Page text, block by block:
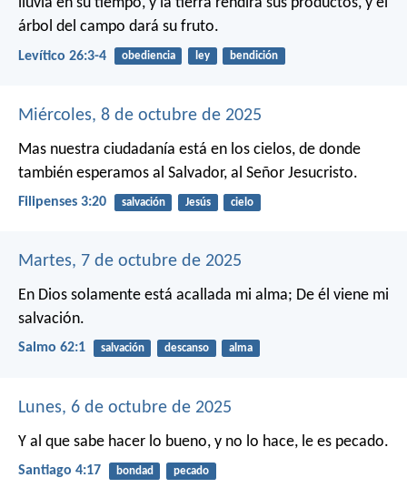
lluvia en su tiempo, y la tierra rendirá sus productos, y el
árbol del campo dará su fruto.
Levítico 26:3-4 obediencia ley bendición
Miércoles, 8 de octubre de 2025
Mas nuestra ciudadanía está en los cielos, de donde
también esperamos al Salvador, al Señor Jesucristo.
Filipenses 3:20 salvación Jesús cielo
Martes, 7 de octubre de 2025
En Dios solamente está acallada mi alma; De él viene mi
salvación.
Salmo 62:1 salvación descanso alma
Lunes, 6 de octubre de 2025
Y al que sabe hacer lo bueno, y no lo hace, le es pecado.
Santiago 4:17 bondad pecado